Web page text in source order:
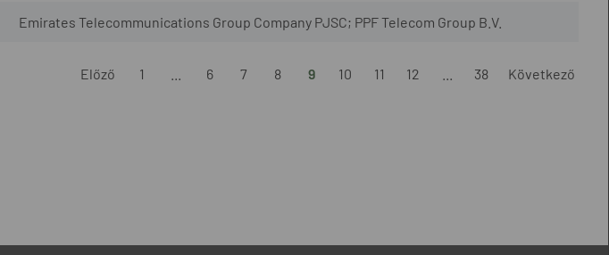
Emirates Telecommunications Group Company PJSC; PPF Telecom Group B.V.
Előző 1 6 7 8 9 10 11 12 38 Következő